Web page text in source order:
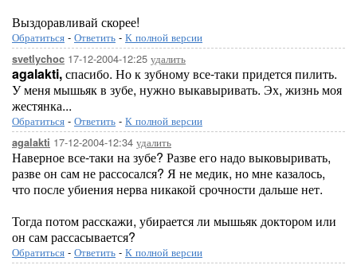
Выздоравливай скорее!
Обратиться - Ответить - К полной версии
svetlychoc 17-12-2004-12:25 удалить
agalakti,спасибо. Но к зубному все-таки придется пилить.
У меня мышьяк в зубе, нужно выкавыривать. Эх, жизнь моя
жестянка...
Обратиться - Ответить - К полной версии
agalakti 17-12-2004-12:34 удалить
Наверное все-таки на зубе? Разве его надо выковыривать,
разве он сам не рассосался? Я не медик, но мне казалось,
что после убиения нерва никакой срочности дальше нет.
Тогда потом расскажи, убирается ли мышьяк доктором или
он сам рассасывается?
Обратиться - Ответить - К полной версии